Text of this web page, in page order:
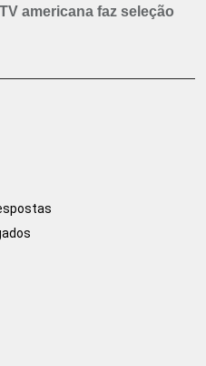
americana faz seleção